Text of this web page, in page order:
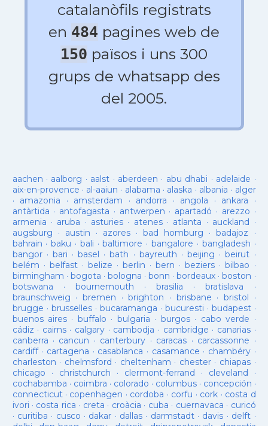
catalanòfils registrats
en 484 pagines web de
150 països i uns 300
grups de whatsapp des
del 2005.
aachen · aalborg · aalst · aberdeen · abu dhabi · adelaide ·
aix-en-provence · al-aaiun · alabama · alaska · albania · alger
· amazonia · amsterdam · andorra · angola · ankara ·
antàrtida · antofagasta · antwerpen · apartadó · arezzo ·
armenia · aruba · asturies· atenes· atlanta · auckland ·
augsburg · austin · azores·bad homburg ·badajoz ·
bahrain ·baku · bali ·baltimore ·bangalore · bangladesh ·
bangor· bari ·basel ·bath · bayreuth ·beijing ·beirut ·
belém · belfast· belize · berlin ·bern ·beziers ·bilbao ·
birmingham · bogota · bologna ·bonn ·bordeaux ·boston ·
botswana · bournemouth ·brasilia ·bratislava ·
braunschweig · bremen ·brighton · brisbane · bristol ·
brugge · brusselles· bucaramanga · bucuresti · budapest·
buenos aires· buffalo · bulgaria · burgos· cabo verde ·
cádiz · cairns· calgary · cambodja · cambridge · canarias·
canberra · cancun · canterbury · caracas · carcassonne ·
cardiff· cartagena · casablanca · casamance · chambéry·
charleston · chelmsford · cheltenham · chester· chiapas ·
chicago · christchurch · clermont-ferrand · cleveland ·
cochabamba · coimbra · colorado · columbus· concepción ·
connecticut· copenhagen · cordoba · corfu · cork · costa d
ivori · costa rica · creta · croàcia · cuba · cuernavaca · curicó
· curitiba · cusco · dakar · dallas · darmstadt· davis · delft ·